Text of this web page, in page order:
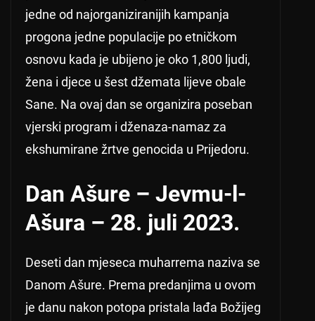
jedne od najorganiziranijih kampanja
progona jedne populacije po etničkom
osnovu kada je ubijeno je oko 1,800 ljudi,
žena i djece u šest džemata lijeve obale
Sane. Na ovaj dan se organizira poseban
vjerski program i dženaza-namaz za
ekshumirane žrtve genocida u Prijedoru.
Dan Ašure – Jevmu-l-
Ašura – 28. juli 2023.
Deseti dan mjeseca muharrema naziva se
Danom Ašure. Prema predanjima u ovom
je danu nakon potopa pristala lađa Božijeg